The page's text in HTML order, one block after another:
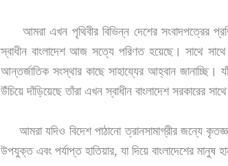
আমরা এখন পৃথিবীর বিভিন্ন দেশের সংবাদপত্রের
স্বাধীন বাংলাদেশ আজ সত্যে পরিণত হয়েছে। সাথে
আন্তর্জাতিক সংস্থার কাছে সাহায্যের আহ্বান জানাচ্ছি।
উঁচিয়ে দাঁড়িয়েছে তাঁরা এখন স্বাধীন বাংলাদেশ সরকারের
আমরা যদিও বিদেশ পাঠানো ত্রানসামাগ্রীর জন্যে
উপযুক্ত এবং পর্যাপ্ত হাতিয়ার, যা দিয়ে বাংলাদেশের